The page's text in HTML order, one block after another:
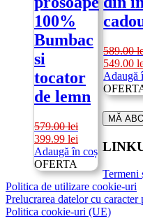
100%
Bumbac
si
tocator
de lemn
579.00lei
Prețul
inițial
a
fost:
579.00 lei.
399.99 lei
curent
399.99 lei.
Adaugă în coș
OFERTA
589.00
Prețul
inițial
a
fost:
589.00
549.00
Adaugă
MĂ
Termeni
Politica de utilizare cookie-uri
Prelucrarea datelor cu caracter
Politica cookie-uri (UE)